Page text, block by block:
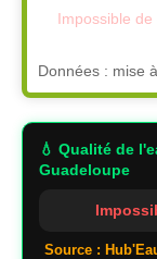
Impossible
Données : mise
💧 Qualité de
Guadeloupe
Source :